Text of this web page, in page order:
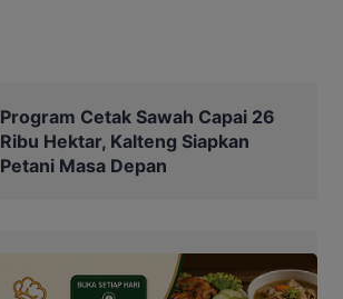
Program Cetak Sawah Capai 26
Ribu Hektar, Kalteng Siapkan
Petani Masa Depan